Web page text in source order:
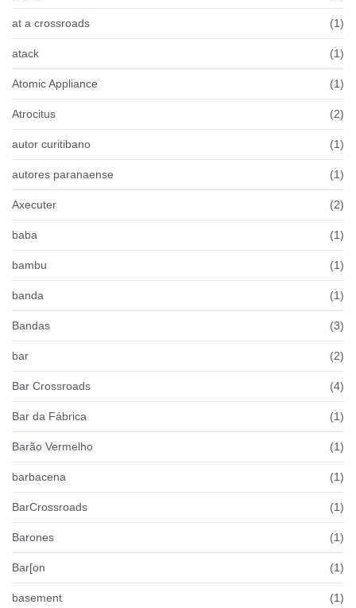
at a crossroads (1)
atack (1)
Atomic Appliance (1)
Atrocitus (2)
autor curitibano (1)
autores paranaense (1)
Axecuter (2)
baba (1)
bambu (1)
banda (1)
Bandas (3)
bar (2)
Bar Crossroads (4)
Bar da Fábrica (1)
Barão Vermelho (1)
barbacena (1)
BarCrossroads (1)
Barones (1)
Bar[on (1)
basement (1)